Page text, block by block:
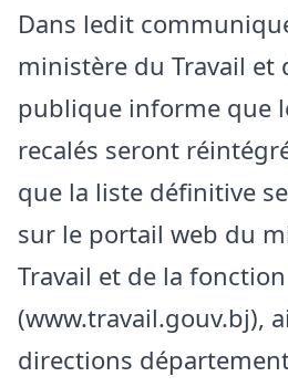
Dans ledit
ministère du Travail et
publique informe que
recalés seront
que la liste définitive
sur le portail web du
Travail et de la
(www.travail.gouv.bj),
directions